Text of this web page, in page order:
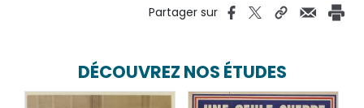
Partager sur
DÉCOUVREZ NOS ÉTUDES